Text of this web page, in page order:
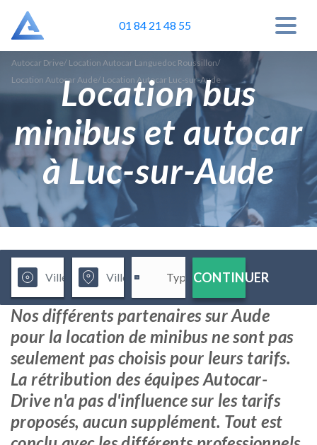
01 84 21 48 55
Autocar Drive/ Location Autocar Languedoc Roussillon/
Location Autocar Aude/ Location Autocar Luc-sur-Aude
Location bus
minibus et autocar
à Luc-sur-Aude
CONTINUER
Nos différents partenaires sur Aude
pour la location de minibus ne sont pas
seulement pas choisis pour leurs tarifs.
La rétribution des équipes Autocar-
Drive n'a pas d'influence sur les tarifs
proposés, aucun supplément. Tout est